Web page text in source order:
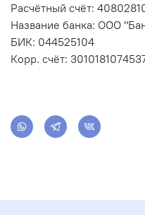
Расчётный счёт:
Название банка: ООО
БИК: 044525104
Корр. счёт: